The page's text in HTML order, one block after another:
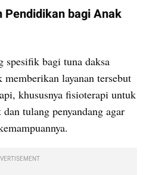
Pendidikan bagi Anak
spesifik bagi tuna daksa
layanan tersebut
khususnya fisioterapi untuk
tulang penyandang agar